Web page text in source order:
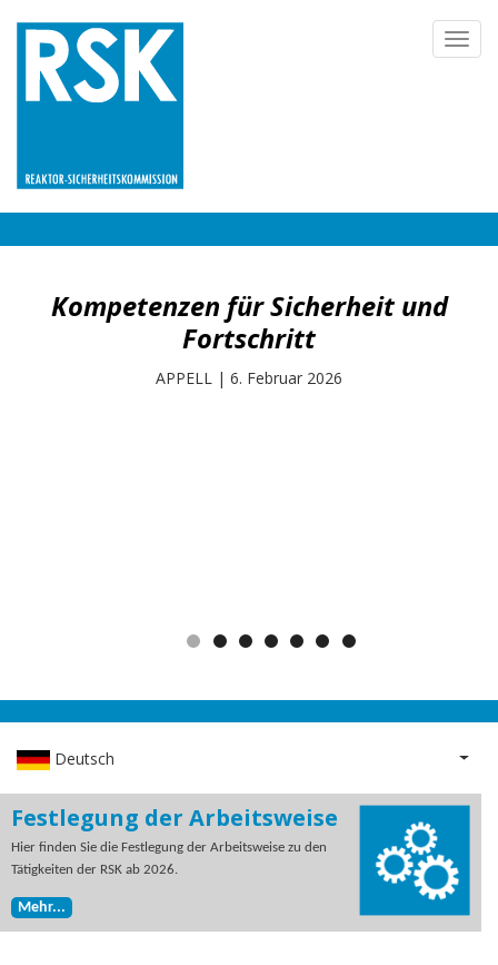
Direkt
Inhalt
Kompetenzen für Sicherheit und
Fortschritt
APPELL | 6. Februar 2026
Deutsch
Festlegung der Arbeitsweise
Hier finden Sie die Festlegung der Arbeitsweise zu den
Tätigkeiten der RSK ab 2026.
Mehr...